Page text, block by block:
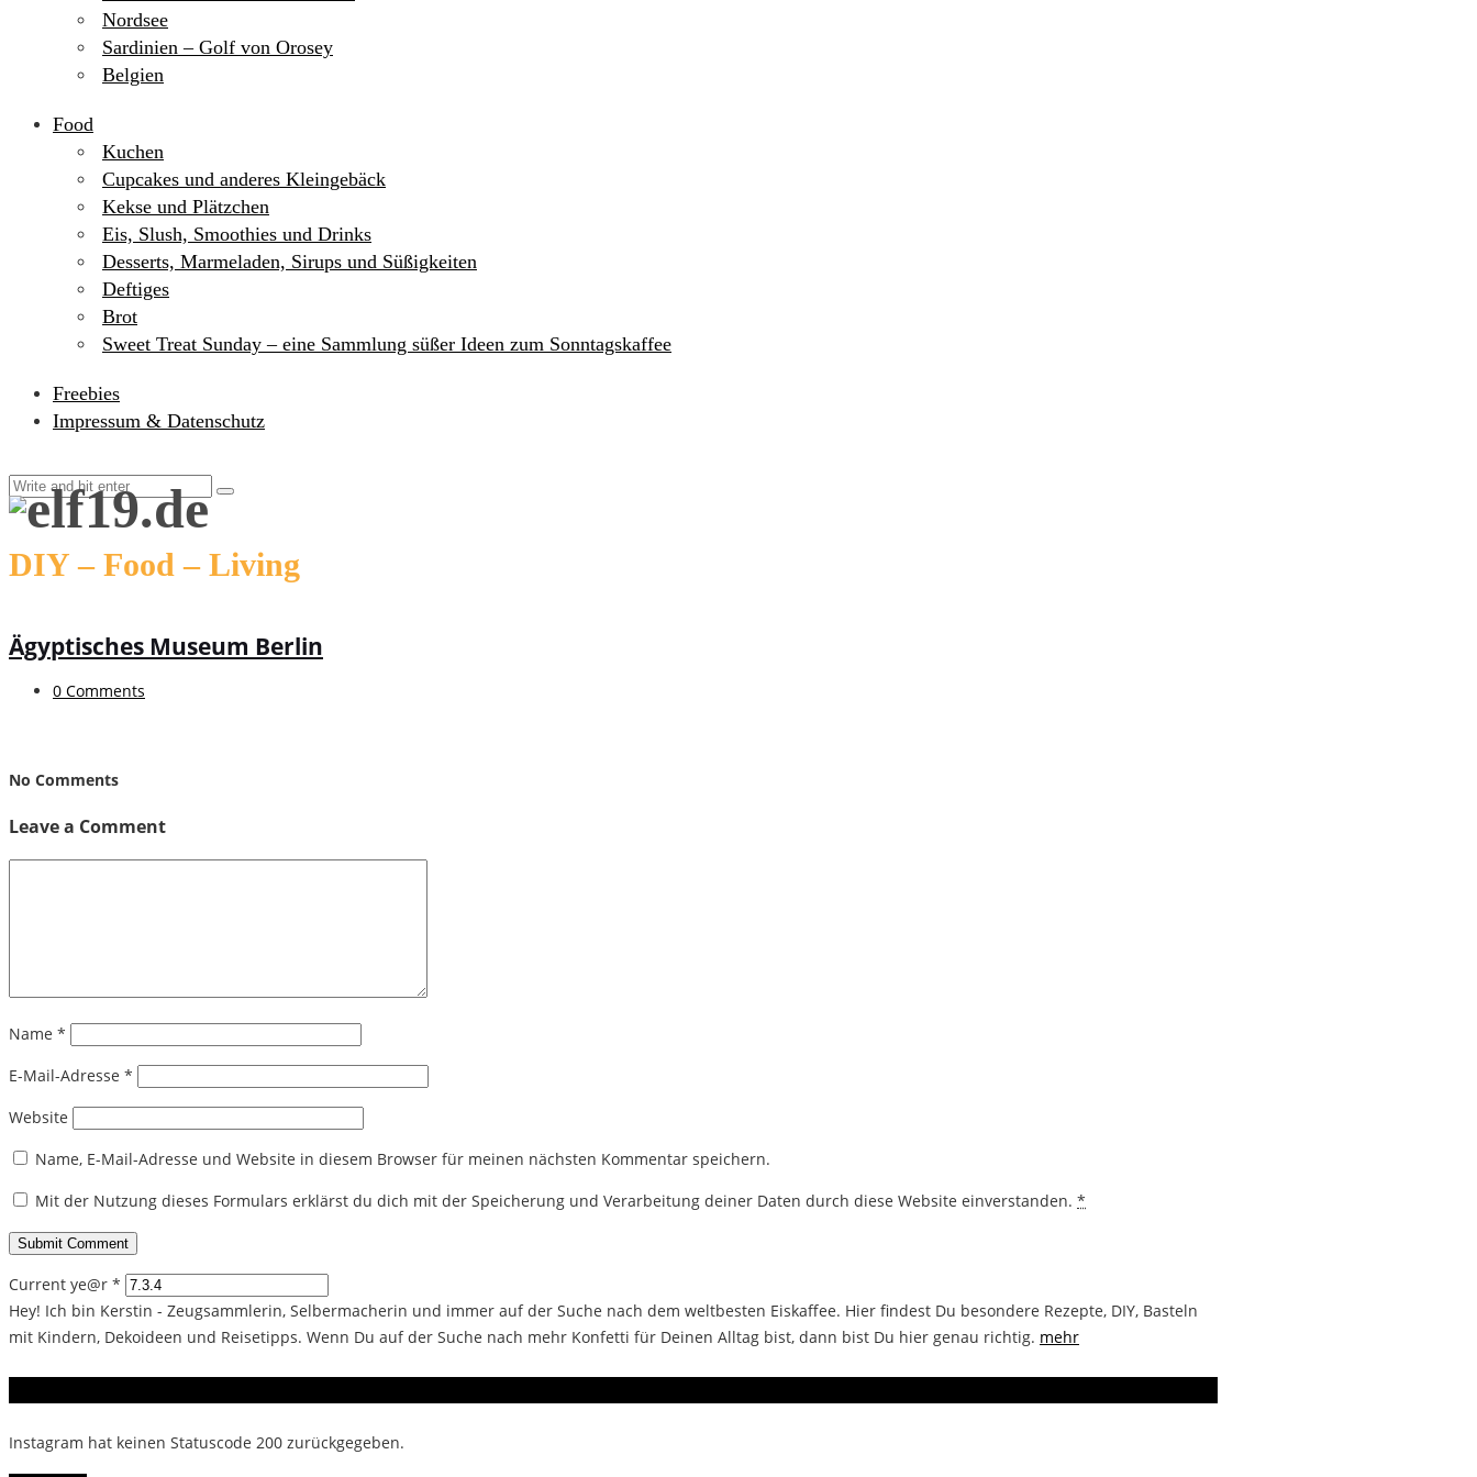
Nordsee
Sardinien – Golf von Orosey
Belgien
Food
Kuchen
Cupcakes und anderes Kleingebäck
Kekse und Plätzchen
Eis, Slush, Smoothies und Drinks
Desserts, Marmeladen, Sirups und Süßigkeiten
Deftiges
Brot
Sweet Treat Sunday – eine Sammlung süßer Ideen zum Sonntagskaffee
Freebies
Impressum & Datenschutz
DIY – Food – Living
Ägyptisches Museum Berlin
0 Comments
No Comments
Leave a Comment
Name *
E-Mail-Adresse *
Website
Name, E-Mail-Adresse und Website in diesem Browser für meinen nächsten Kommentar speichern.
Mit der Nutzung dieses Formulars erklärst du dich mit der Speicherung und Verarbeitung deiner Daten durch diese Website einverstanden. *
Current ye@r *
Hey! Ich bin Kerstin - Zeugsammlerin, Selbermacherin und immer auf der Suche nach dem weltbesten Eiskaffee. Hier findest Du besondere Rezepte, DIY, Basteln
mit Kindern, Dekoideen und Reisetipps. Wenn Du auf der Suche nach mehr Konfetti für Deinen Alltag bist, dann bist Du hier genau richtig. mehr
Instagram hat keinen Statuscode 200 zurückgegeben.